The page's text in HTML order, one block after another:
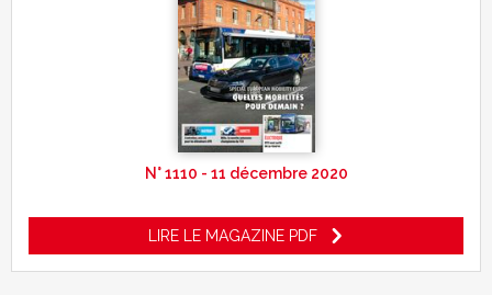
N° 1110 - 11 décembre 2020
LIRE LE MAGAZINE PDF